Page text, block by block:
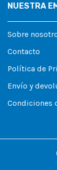
NUESTRA
Sobre
Contacto
Política de
Envío y
Condiciones